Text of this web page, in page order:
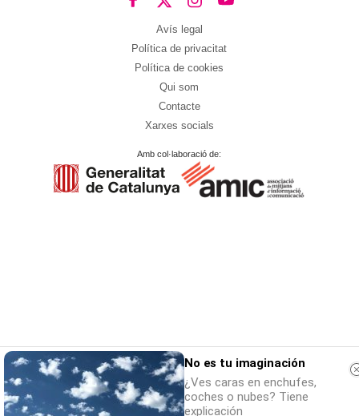
Avís legal
Política de privacitat
Política de cookies
Qui som
Contacte
Xarxes socials
Amb col·laboració de:
No es tu imaginación
¿Ves caras en enchufes,
coches o nubes? Tiene
explicación